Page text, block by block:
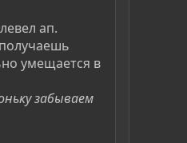
ап.
умещается в
забываем